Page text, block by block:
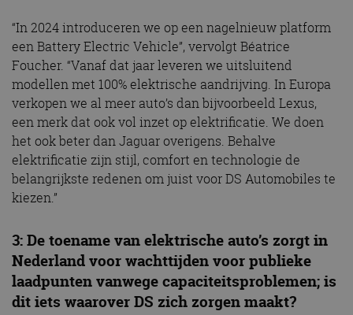
“In 2024 introduceren we op een nagelnieuw platform
een Battery Electric Vehicle”, vervolgt Béatrice
Foucher. “Vanaf dat jaar leveren we uitsluitend
modellen met 100% elektrische aandrijving. In Europa
verkopen we al meer auto’s dan bijvoorbeeld Lexus,
een merk dat ook vol inzet op elektrificatie. We doen
het ook beter dan Jaguar overigens. Behalve
elektrificatie zijn stijl, comfort en technologie de
belangrijkste redenen om juist voor DS Automobiles te
kiezen.”
3: De toename van elektrische auto’s zorgt in
Nederland voor wachttijden voor publieke
laadpunten vanwege capaciteitsproblemen; is
dit iets waarover DS zich zorgen maakt?